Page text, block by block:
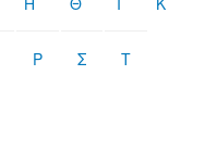
Ρ Σ Τ